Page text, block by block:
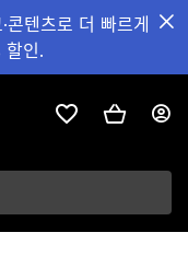
콘텐츠로 더 빠르게
인.